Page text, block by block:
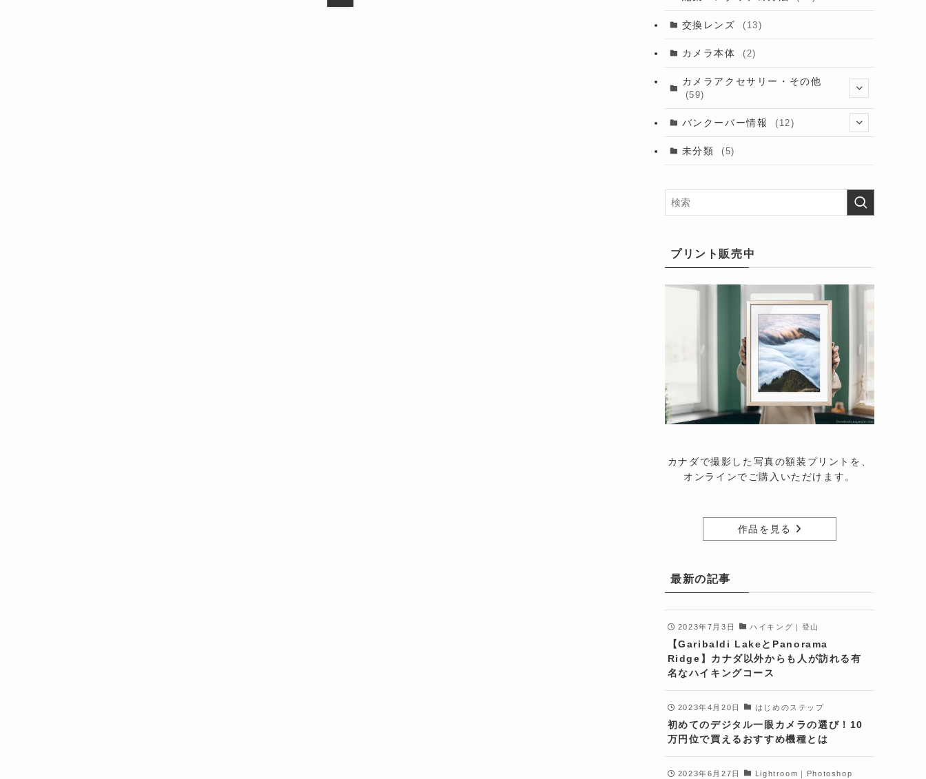
交換レンズ (13)
カメラ本体 (2)
カメラアクセサリー・その他
(59)
(2)
バンクーバー情報 (12)
未分類 (5)
プリント販売中
カナダで撮影した写真の額装プリントを、
オンラインでご購入いただけます。
作品を見る
最新の記事
2023年7月3日 ハイキング｜登山
【Garibaldi LakeとPanorama
Ridge】カナダ以外からも人が訪れる有
名なハイキングコース
2023年4月20日 はじめのステップ
初めてのデジタル一眼カメラの選び！10
万円位で買えるおすすめ機種とは
2023年6月27日 Lightroom｜Photoshop